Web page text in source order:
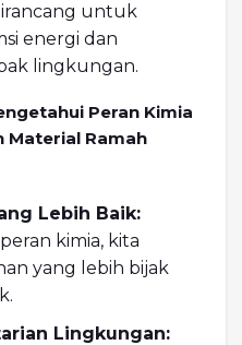
untuk
energi dan
lingkungan.
Peran Kimia
Material Ramah
Lebih Baik:
kimia, kita
yang lebih bijak
Lingkungan: